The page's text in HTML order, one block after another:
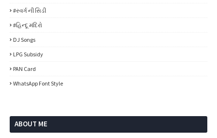
#સ્વર્ગ ની સિડી
#હિન્દૂ મંદિરો
DJ Songs
LPG Subsidy
PAN Card
WhatsApp Font Style
ABOUT ME